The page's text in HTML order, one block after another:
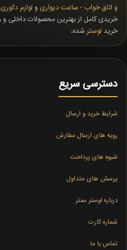
و اتاق خواب - ساعت دیواری و لوازم دکوری
خریدی کامل از بهترین محصولات داخلی
خرید لوستر شده،
دسترسی سریع
شرایط خرید و ارسال
رویه های ارسال سفارش
شیوه های پرداخت
پرسش های متداول
درباره لوستر سنتر
شماره کارت
تماس با ما